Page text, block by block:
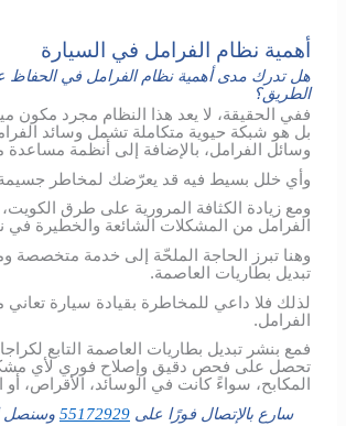
أهمية نظام الفرامل في السيارة
هل تدرك مدى أهمية نظام الفرامل في
الطريق؟
ففي الحقيقة، لا يعد هذا النظام مجرد مكون
بل هو شبكة حيوية متكاملة تشمل وسائد
وسائل الفرامل، بالإضافة إلى أنظمة
وأي خلل بسيط فيه قد يعرّضك لمخاطر
ومع زيادة الكثافة المرورية على طرق
الفرامل من المشكلات الشائعة والخطيرة
وهنا تبرز الحاجة الملحّة إلى خدمة متخصصة
تبديل بطاريات العاصمة.
لذلك فلا داعي للمخاطرة بقيادة سيارة
الفرامل.
فمع بنشر تبديل بطاريات العاصمة التابع
تحصل على فحص دقيق وإصلاح فوري لأي
المكابح، سواءً كانت في الوسائد، الأقراص، أو
سارع بالإتصال فورًا على 55172929 وسنصل